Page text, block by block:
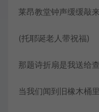
莱昂教堂钟声缓缓敲
(托耶诞老人带祝福)
那题诗折扇是我送给
当我们闻到旧橡木桶